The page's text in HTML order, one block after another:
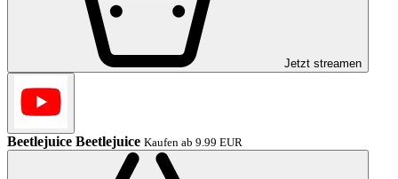
Jetzt streamen
Beetlejuice Beetlejuice Kaufen ab 9.99 EUR